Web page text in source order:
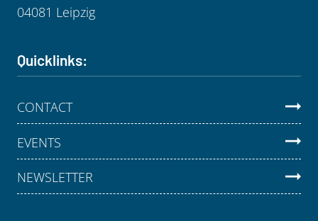
04081 Leipzig
Quicklinks:
CONTACT
EVENTS
NEWSLETTER